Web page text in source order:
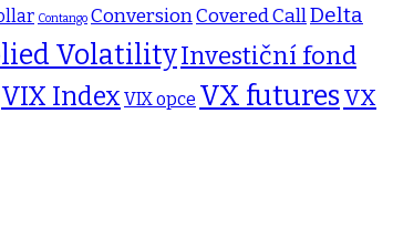
Contango ConversionCovered CallDelta
VolatilityInvestiční fond
VIX Index VIX opce VX futuresVX